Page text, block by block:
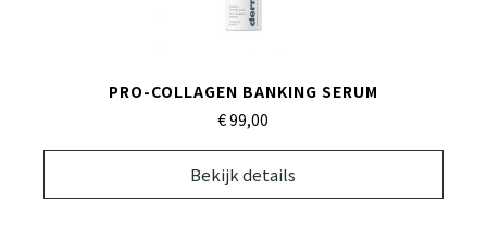
PRO-COLLAGEN BANKING SERUM
€ 99,00
Bekijk details